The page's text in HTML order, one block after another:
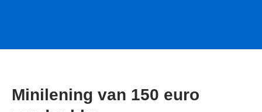
Minilening van 150 euro